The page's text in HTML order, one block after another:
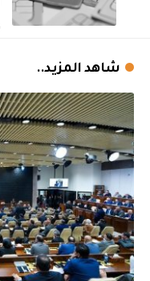
شاهد المزيد..